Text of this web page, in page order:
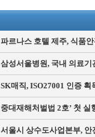
파르나스 호텔 제주, 식품
삼성서울병원, 국내 의료기
SK매직, ISO27001 인증 획
중대재해처벌법 2호’ 첫
서울시 상수도사업본부, 안